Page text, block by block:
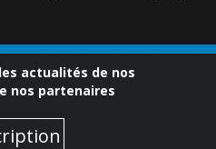
actualités de nos
nos partenaires